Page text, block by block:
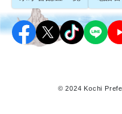
© 2024 Kochi